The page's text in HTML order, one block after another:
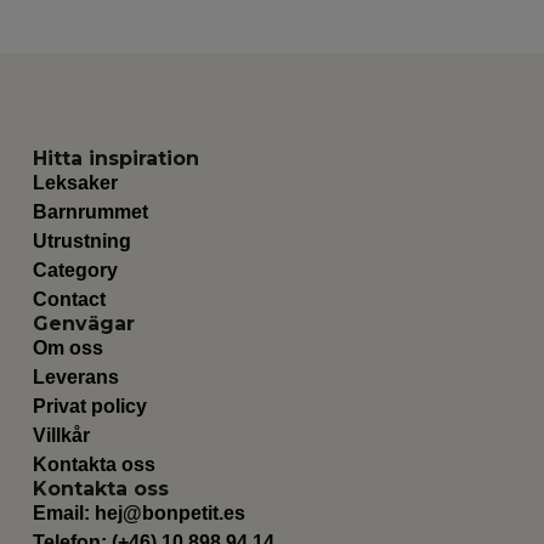
Hitta inspiration
Leksaker
Barnrummet
Utrustning
Category
Contact
Genvägar
Om oss
Leverans
Privat policy
Villkår
Kontakta oss
Kontakta oss
Email: hej@bonpetit.es